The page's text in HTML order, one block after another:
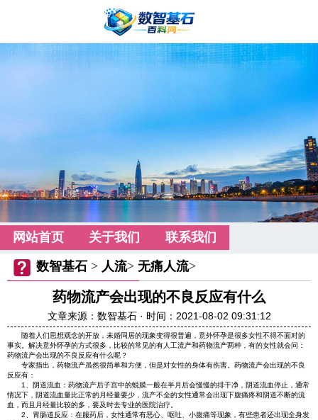
网站首页 关于我们 联系我们
数智基石 > 人流>无痛人流>
药物流产会出现的不良反应有什么
文章来源：数智基石 · 时间：2021-08-02 09:31:12
随着人们思想观念的开放，未婚同居的现象变得很普遍，意外怀孕是很多女性不得不面对的
事实。解决意外怀孕的方式很多，比较的常见的有人工流产和药物流产两种，有的女性就会问：
药物流产会出现的不良反应有什么呢？
专家指出，药物流产虽然很简单和方便，但是对女性的身体有伤害。药物流产会出现的不良
反应有：
1、阴道流血：药物流产后子宫中的蜕膜一般在半月后会慢慢的排干净，阴道流血停止，通常
情况下，阴道流血量比正常的月经量要少，流产不全的女性通常会出现下腹痛疼和阴道不断的流
血，而且月经量比较的多，要及时去专业的医院治疗。
2、胃肠道反应：在服药后，女性通常有恶心、呕吐、小腹痛等现象，有些患者还出现全身发